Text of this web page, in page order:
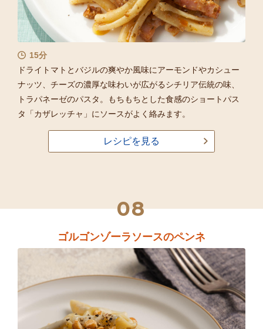
15分
ドライトマトとバジルの爽やか風味にアーモンドやカシュー
ナッツ、チーズの濃厚な味わいが広がるシチリア伝統の味、
トラパネーゼのパスタ。もちもちとした食感のショートパス
タ「カザレッチャ」にソースがよく絡みます。
レシピを見る
08
ゴルゴンゾーラソースのペンネ